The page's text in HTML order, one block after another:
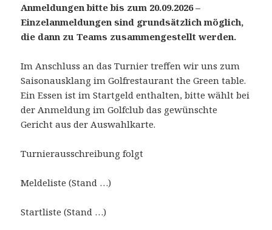
Anmeldungen bitte bis zum 20.09.2026 –
Einzelanmeldungen sind grundsätzlich möglich,
die dann zu Teams zusammengestellt werden.
Im Anschluss an das Turnier treffen wir uns zum
Saisonausklang im Golfrestaurant the Green table.
Ein Essen ist im Startgeld enthalten, bitte wählt bei
der Anmeldung im Golfclub das gewünschte
Gericht aus der Auswahlkarte.
Turnierausschreibung folgt
Meldeliste (Stand …)
Startliste (Stand …)